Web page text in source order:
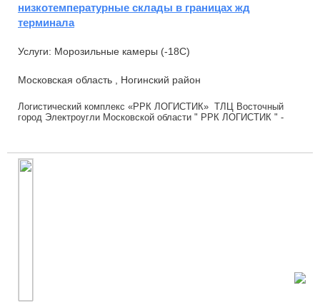
низкотемпературные склады в границах жд
терминала
Услуги: Морозильные камеры (-18С)
Московская область , Ногинский район
Логистический комплекс «РРК ЛОГИСТИК» ТЛЦ Восточный
город Электроугли Московской области " РРК ЛОГИСТИК " -